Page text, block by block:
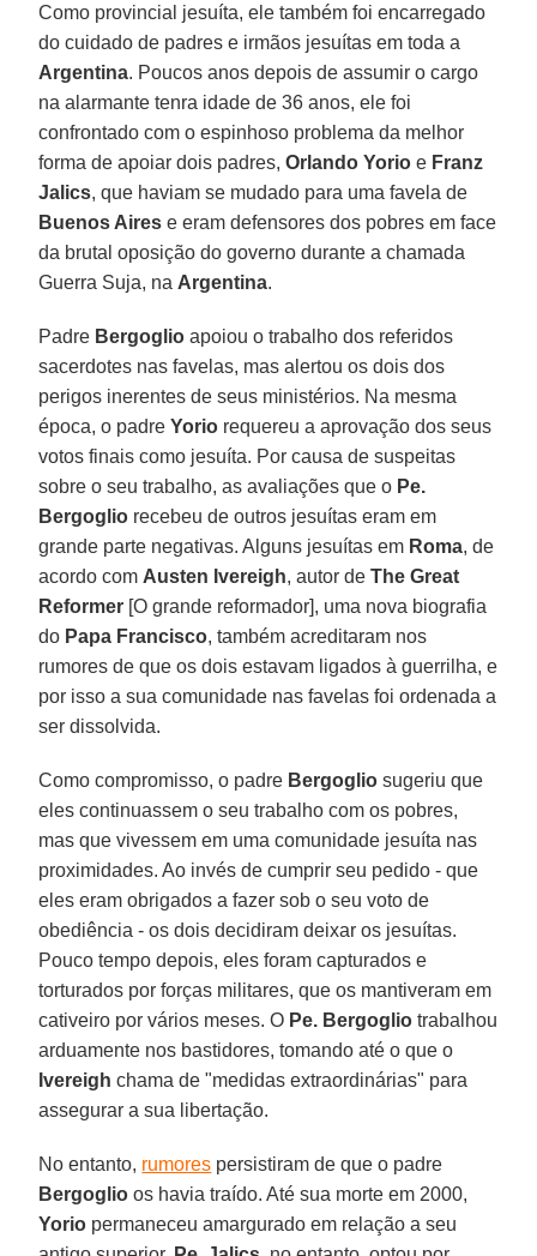
Como provincial jesuíta, ele também foi encarregado
do cuidado de padres e irmãos jesuítas em toda a
Argentina. Poucos anos depois de assumir o cargo
na alarmante tenra idade de 36 anos, ele foi
confrontado com o espinhoso problema da melhor
forma de apoiar dois padres,Orlando Yorio e Franz
Jalics, que haviam se mudado para uma favela de
Buenos Aires e eram defensores dos pobres em face
da brutal oposição do governo durante a chamada
Guerra Suja, na Argentina.
Padre Bergoglio apoiou o trabalho dos referidos
sacerdotes nas favelas, mas alertou os dois dos
perigos inerentes de seus ministérios. Na mesma
época, o padreYorio requereu a aprovação dos seus
votos finais como jesuíta. Por causa de suspeitas
sobre o seu trabalho, as avaliações que o Pe.
Bergoglio recebeu de outros jesuítas eram em
grande parte negativas. Alguns jesuítas em Roma, de
acordo com Austen Ivereigh, autor deThe Great
Reformer [O grande reformador], uma nova biografia
do Papa Francisco, também acreditaram nos
rumores de que os dois estavam ligados à guerrilha, e
por isso a sua comunidade nas favelas foi ordenada a
ser dissolvida.
Como compromisso, o padre Bergoglio sugeriu que
eles continuassem o seu trabalho com os pobres,
mas que vivessem em uma comunidade jesuíta nas
proximidades. Ao invés de cumprir seu pedido - que
eles eram obrigados a fazer sob o seu voto de
obediência - os dois decidiram deixar os jesuítas.
Pouco tempo depois, eles foram capturados e
torturados por forças militares, que os mantiveram em
cativeiro por vários meses. O Pe. Bergoglio trabalhou
arduamente nos bastidores, tomando até o que o
Ivereigh chama de "medidas extraordinárias" para
assegurar a sua libertação.
No entanto, rumores persistiram de que o padre
Bergoglio os havia traído. Até sua morte em 2000,
Yorio permaneceu amargurado em relação a seu